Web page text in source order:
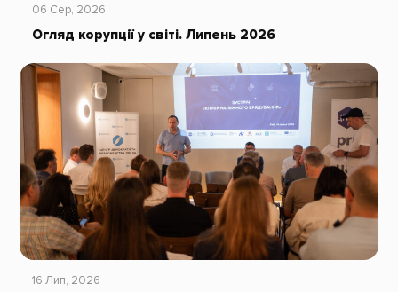
06 Сер, 2026
Огляд корупції у світі. Липень 2026
16 Лип, 2026